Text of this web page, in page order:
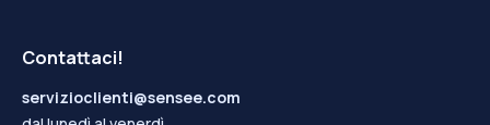
Contattaci!
servizioclienti@sensee.com